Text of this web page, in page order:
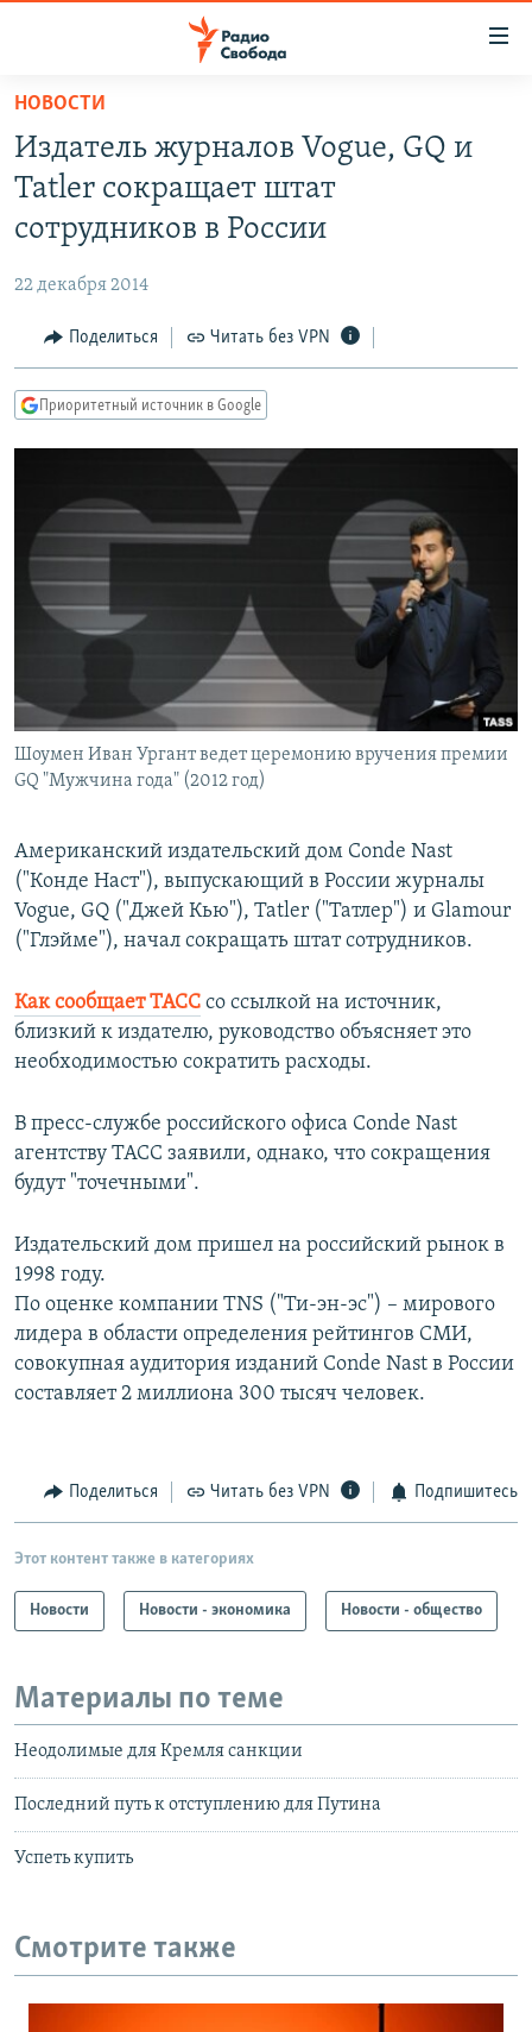
упрощенного
доступа
Вернуться
основному
Вернутся
Вернутся
ПОДКАСТЫ
АВТОРСКИЕ ПРОЕКТЫ
МНЕНИЯ
КУЛЬТУРА
КАВКАЗ.РЕАЛИИ
СИБИРЬ.РЕАЛИИ
РАСПИСАНИЕ ВЕЩАНИЯ
ПОДПИШИТЕСЬ НА РАССЫЛКУ
НОВОСТИ
Издатель журналов Vogue, GQ и
Tatler сокращает штат
сотрудников в России
22 декабря 2014
Поделиться Читать без VPN
Приоритетный источник в Google
Шоумен Иван Ургант ведет церемонию вручения премии
GQ "Мужчина года" (2012 год)
Американский издательский дом Conde Nast
("Конде Наст"), выпускающий в России журналы
Vogue, GQ ("Джей Кью"), Tatler ("Татлер") и Glamour
("Глэйме"), начал сокращать штат сотрудников.
Как сообщает ТАСС со ссылкой на источник,
близкий к издателю, руководство объясняет это
необходимостью сократить расходы.
В пресс-службе российского офиса Conde Nast
агентству ТАСС заявили, однако, что сокращения
будут "точечными".
Издательский дом пришел на российский рынок в
1998 году.
По оценке компании TNS ("Ти-эн-эс") – мирового
лидера в области определения рейтингов СМИ,
совокупная аудитория изданий Conde Nast в России
составляет 2 миллиона 300 тысяч человек.
Поделиться Читать без VPN Подпишитесь
Этот контент также в категориях
Новости Новости - экономика Новости - общество
Материалы по теме
Неодолимые для Кремля санкции
Последний путь к отступлению для Путина
Успеть купить
Смотрите также